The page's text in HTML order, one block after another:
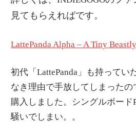
見てもらえればです。
LattePanda Alpha – A Tiny
初代「LattePanda」も持ってい
なき理由で手放してしまった
購入しました。シングルボード
騒いでしまい。。